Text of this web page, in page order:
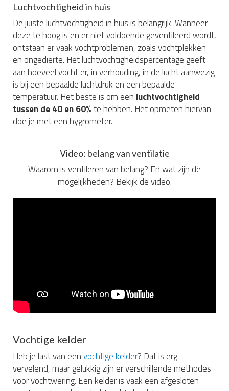
Luchtvochtigheid in huis
De juiste luchtvochtigheid in huis is belangrijk. Wanneer
deze te hoog is en er niet voldoende geventileerd wordt,
ontstaan er vaak vochtproblemen, zoals vochtplekken
en ongedierte. Het luchtvochtigheidspercentage geeft
aan hoeveel vocht er, in verhouding, in de lucht aanwezig
is bij een bepaalde luchtdruk en een bepaalde
temperatuur. Het beste is om een luchtvochtigheid
tussen de 40 en 60%te hebben. Het opmeten hiervan
doe je met een hygrometer.
Video: belang van ventilatie
Waarom is ventileren van belang? En wat zijn de
mogelijkheden? Bekijk de video.
Vochtige kelder
Heb je last van eenvochtige kelder? Dat is erg
vervelend, maar gelukkig zijn er verschillende methodes
voor vochtwering. Een kelder is vaak een afgesloten